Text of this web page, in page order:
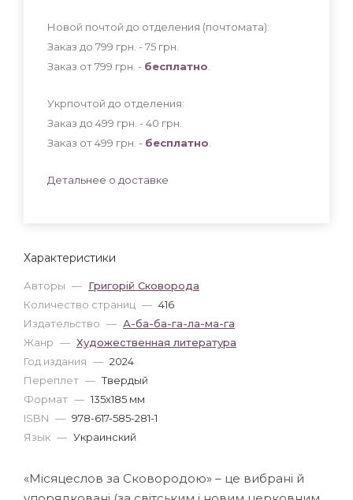
Характеристики
Авторы — Григорій Сковорода
Количество страниц — 416
Издательство — А-ба-ба-га-ла-ма-га
Жанр — Художественная литература
Год издания — 2024
Переплет — Твердый
Формат — 135x185 мм
ISBN — 978-617-585-281-1
Язык — Украинский
Новой почтой до отделения (почтомата):
Заказ до 799 грн. - 75 грн
Заказ от 799 грн. - бесплатно
Укрпочтой до отделения:
Заказ до 499 грн. - 40 грн
Заказ от 499 грн. - бесплатно
Детальнее о доставке
«Місяцеслов за Сковородою» – це вибрані й